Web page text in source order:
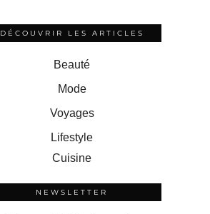
DÉCOUVRIR LES ARTICLES
Beauté
Mode
Voyages
Lifestyle
Cuisine
NEWSLETTER